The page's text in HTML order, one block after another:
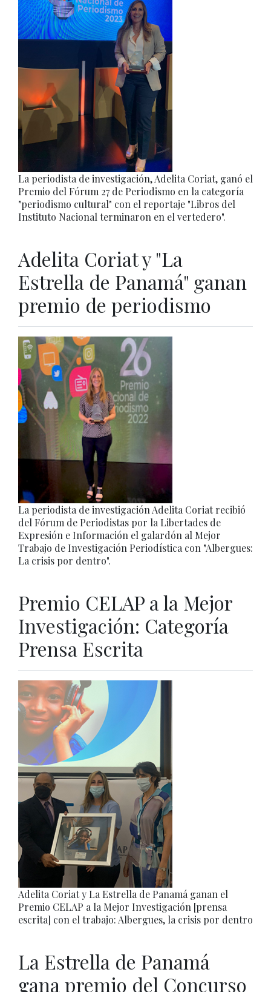
La periodista de investigación, Adelita Coriat, ganó el
Premio del Fórum 27 de Periodismo en la categoría
"periodismo cultural" con el reportaje "Libros del
Instituto Nacional terminaron en el vertedero".
Adelita Coriat y "La
Estrella de Panamá" ganan
premio de periodismo
La periodista de investigación Adelita Coriat recibió
del Fórum de Periodistas por la Libertades de
Expresión e Información el galardón al Mejor
Trabajo de Investigación Periodística con "Albergues:
La crisis por dentro".
Premio CELAP a la Mejor
Investigación: Categoría
Prensa Escrita
Adelita Coriat y La Estrella de Panamá ganan el
Premio CELAP a la Mejor Investigación [prensa
escrita] con el trabajo: Albergues, la crisis por dentro
La Estrella de Panamá
gana premio del Concurso